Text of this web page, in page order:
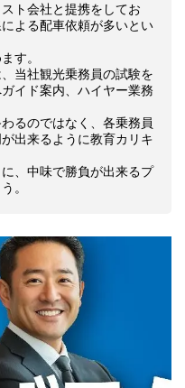
ト会社と提携をしてお
よる配車依頼が多いとい
す。
当社観光乗務員の試験を
イド案内、ハイヤー業務
るのではなく、各乗務員
出来るように教育カリキ
、中味で勝負が出来るプ
。